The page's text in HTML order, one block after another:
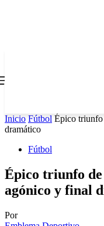
Inicio Fútbol Épico triunfo
dramático
Fútbol
Épico triunfo
agónico y final
Por